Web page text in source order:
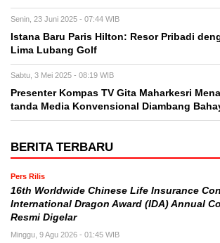
Senin, 23 Juni 2025 - 07:44 WIB
Istana Baru Paris Hilton: Resor Pribadi
Lima Lubang Golf
Sabtu, 3 Mei 2025 - 08:19 WIB
Presenter Kompas TV Gita Maharkesri
tanda Media Konvensional Diambang
BERITA TERBARU
Pers Rilis
16th Worldwide Chinese Life Insurance
International Dragon Award (IDA) Annual
Resmi Digelar
Minggu, 9 Agu 2026 - 01:45 WIB